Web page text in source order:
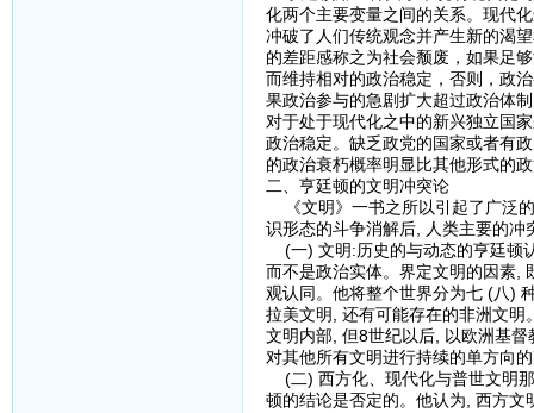
化两个主要变量之间的关系。现代
冲破了人们传统观念并产生新的渴
的差距感称之为社会颓废，如果足
而维持相对的政治稳定，否则，政
果政治参与的急剧扩大超过政治体
对于处于现代化之中的新兴独立国
政治稳定。缺乏政党的国家或者有
的政治衰朽概率明显比其他形式的
二、亨廷顿的文明冲突论
《文明》一书之所以引起了广泛
识形态的斗争消解后, 人类主要的
(一) 文明:历史的与动态的亨廷顿
而不是政治实体。界定文明的因素,
观认同。他将整个世界分为七 (八)
拉美文明, 还有可能存在的非洲文
文明内部, 但8世纪以后, 以欧洲基
对其他所有文明进行持续的单方向
(二) 西方化、现代化与普世文明
顿的结论是否定的。他认为, 西方